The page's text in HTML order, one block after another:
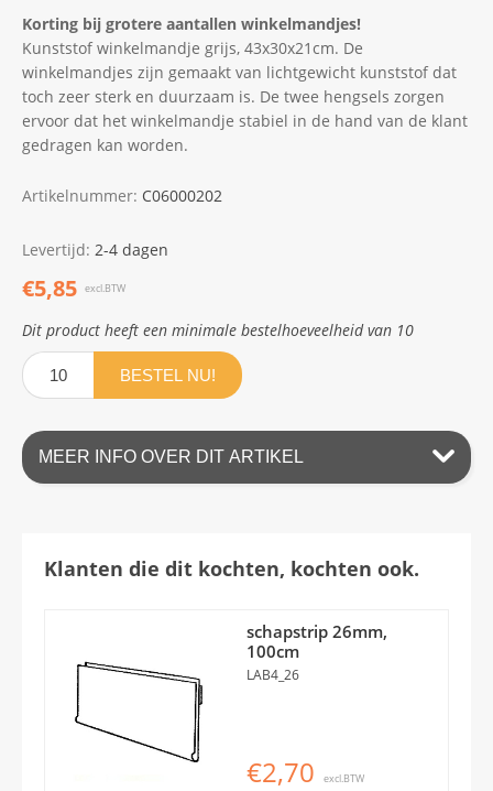
Korting bij grotere aantallen winkelmandjes!
Kunststof winkelmandje grijs, 43x30x21cm. De
winkelmandjes zijn gemaakt van lichtgewicht kunststof dat
toch zeer sterk en duurzaam is. De twee hengsels zorgen
ervoor dat het winkelmandje stabiel in de hand van de klant
gedragen kan worden.
Artikelnummer: C06000202
Levertijd: 2-4 dagen
€5,85 excl.BTW
Dit product heeft een minimale bestelhoeveelheid van 10
BESTEL NU!
MEER INFO OVER DIT ARTIKEL
Klanten die dit kochten, kochten ook.
schapstrip 26mm,
100cm
LAB4_26
€2,70 excl.BTW